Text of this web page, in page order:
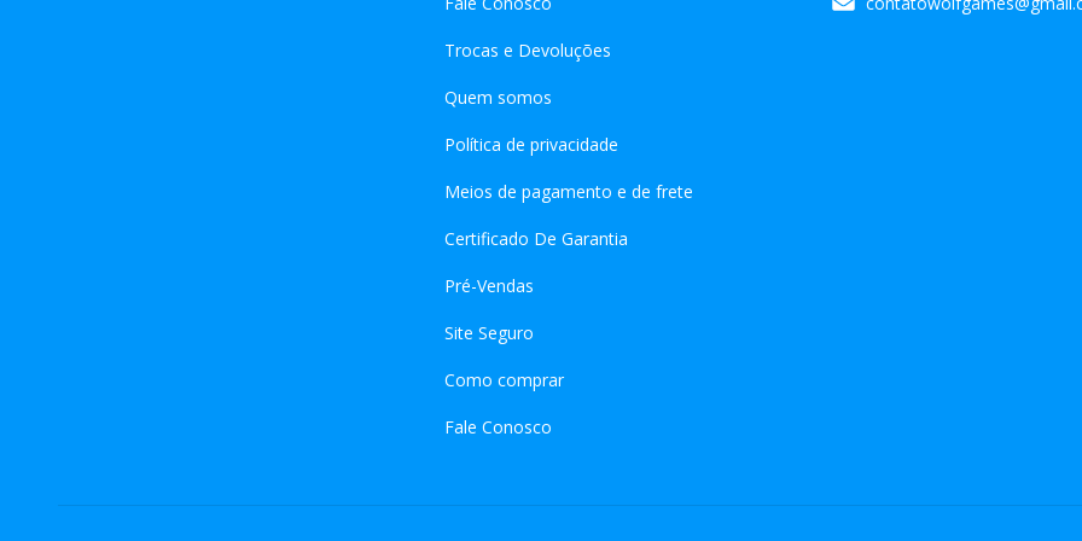
Trocas e Devoluções
Quem somos
Política de privacidade
Meios de pagamento e de frete
Certificado De Garantia
Pré-Vendas
Site Seguro
Como comprar
Fale Conosco